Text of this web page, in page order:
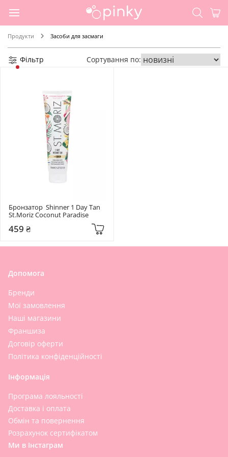
Продукти Засоби для засмаги
Фільтр Сортування по:
Бронзатор  Shinner 1 Day Tan
St.Moriz Coconut Paradise
459 ₴
Допомога
Бренди
Мої замовлення
Наші магазини
Франшиза
Договір оферти
Політика конфіденційності
Інформація
Програма лояльності
Доставка і оплата
Обмін та повернення
Розрахунок сертифікатом
Ми в Інстаграм